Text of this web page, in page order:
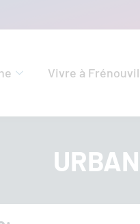
Vivre à